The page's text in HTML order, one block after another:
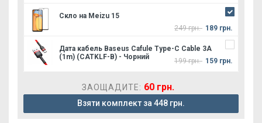
Скло на Meizu 15
249 грн. 189 грн.
Дата кабель Baseus Cafule Type-C Cable 3A
(1m) (CATKLF-B) - Чорний
199 грн. 159 грн.
ЗАОЩАДИТЕ: 60 грн.
Взяти комплект за 448 грн.